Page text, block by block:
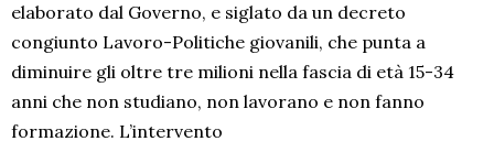
elaborato dal Governo, e siglato da un decreto
congiunto Lavoro-Politiche giovanili, che punta a
diminuire gli oltre tre milioni nella fascia di età 15-34
anni che non studiano, non lavorano e non fanno
formazione. L’intervento